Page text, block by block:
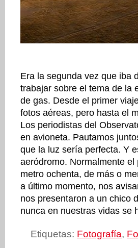
Era la segunda vez que iba
trabajar sobre el tema de la
de gas. Desde el primer
fotos aéreas, pero hasta el
Los periodistas del
en avioneta. Pautamos
que la luz sería perfecta. Y
aeródromo. Normalmente
metro ochenta, de más o
a último momento, nos
nos presentaron a un chico
nunca en nuestras vidas se
Etiquetas: Fotografía,